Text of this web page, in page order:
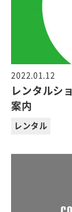
2022.01.12
レンタルシ
案内
レンタル